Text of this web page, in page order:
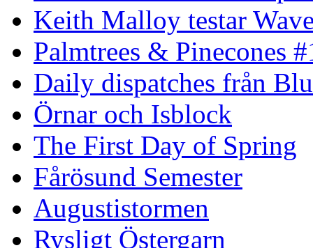
Keith Malloy testar
Palmtrees & Pinecones
Daily dispatches från
Örnar och Isblock
The First Day of Spring
Fårösund Semester
Augustistormen
Rysligt Östergarn